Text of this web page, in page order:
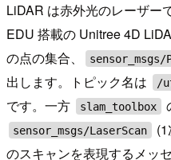
LiDAR は赤外光のレーザー
EDU 搭載の Unitree 4D
の点の集合、
出します。トピック名は
/
です。一方
slam_toolbox
sensor_msgs/LaserScan
のスキャンを表現するメッ